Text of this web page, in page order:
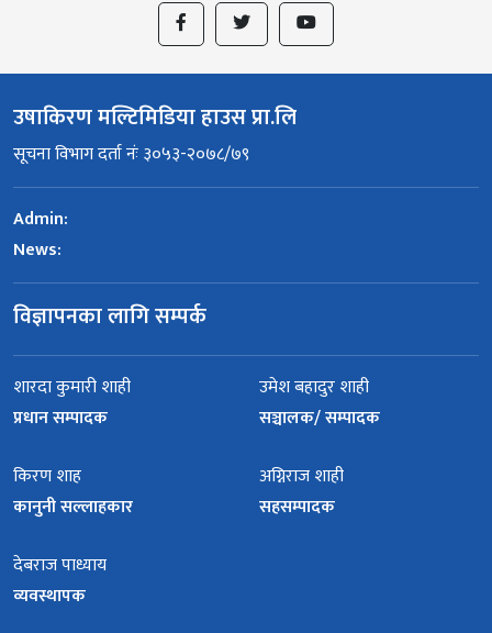
उषाकिरण मल्टिमिडिया हाउस प्रा.लि
सूचना विभाग दर्ता नंः ३०५३-२०७८/७९
Admin:
News:
विज्ञापनका लागि सम्पर्क
शारदा कुमारी शाही
प्रधान सम्पादक
उमेश बहादुर शाही
सञ्चालक/ सम्पादक
किरण शाह
कानुनी सल्लाहकार
अग्निराज शाही
सहसम्पादक
देबराज पाध्याय
व्यवस्थापक